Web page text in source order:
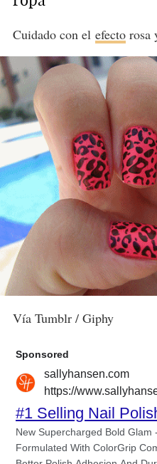
Cuidado con el efectorosa
Vía Tumblr / Giphy